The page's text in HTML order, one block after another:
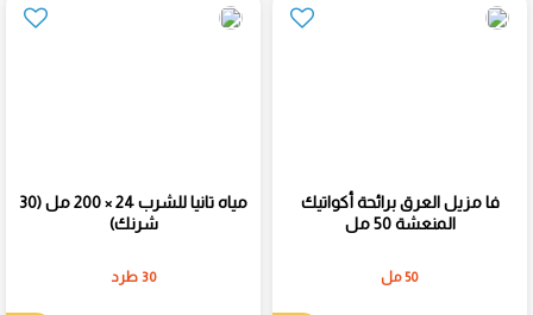
فا مزيل العرق برائحة أكواتيك
المنعشة 50 مل
50 مل
مياه تانيا للشرب 24 × 200 مل (30
شرنك)
30 طرد